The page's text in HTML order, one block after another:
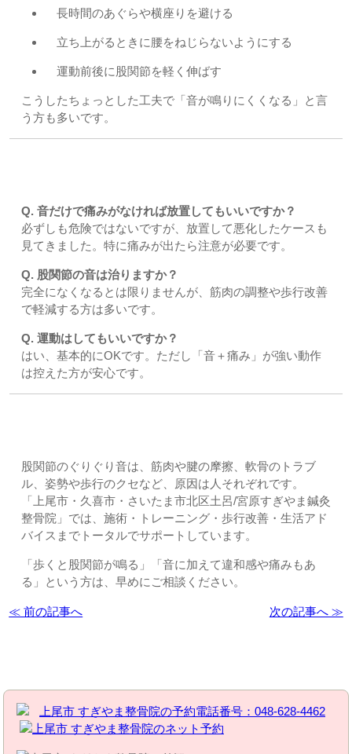
長時間のあぐらや横座りを避ける
立ち上がるときに腰をねじらないようにする
運動前後に股関節を軽く伸ばす
こうしたちょっとした工夫で「音が鳴りにくくなる」と言
う方も多いです。
Q. 音だけで痛みがなければ放置してもいいですか？
必ずしも危険ではないですが、放置して悪化したケースも
見てきました。特に痛みが出たら注意が必要です。
Q. 股関節の音は治りますか？
完全になくなるとは限りませんが、筋肉の調整や歩行改善
で軽減する方は多いです。
Q. 運動はしてもいいですか？
はい、基本的にOKです。ただし「音＋痛み」が強い動作
は控えた方が安心です。
股関節のぐりぐり音は、筋肉や腱の摩擦、軟骨のトラブ
ル、姿勢や歩行のクセなど、原因は人それぞれです。
「上尾市・久喜市・さいたま市北区土呂/宮原すぎやま鍼灸
整骨院」では、施術・トレーニング・歩行改善・生活アド
バイスまでトータルでサポートしています。
「歩くと股関節が鳴る」「音に加えて違和感や痛みもあ
る」という方は、早めにご相談ください。
≪ 前の記事へ 次の記事へ ≫